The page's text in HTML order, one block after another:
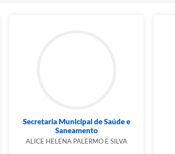
Secretaria Municipal de Saúde e
Saneamento
ALICE HELENA PALERMO E SILVA